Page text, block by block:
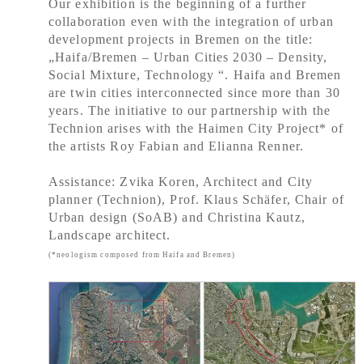
Our exhibition is the beginning of a further
collaboration even with the integration of urban
development projects in Bremen on the title:
„Haifa/Bremen – Urban Cities 2030 – Density,
Social Mixture, Technology “. Haifa and Bremen
are twin cities interconnected since more than 30
years. The initiative to our partnership with the
Technion arises with the Haimen City Project* of
the artists Roy Fabian and Elianna Renner.
Assistance: Zvika Koren, Architect and City
planner (Technion), Prof. Klaus Schäfer, Chair of
Urban design (SoAB) and Christina Kautz,
Landscape architect.
(*neologism composed from Haifa and Bremen)